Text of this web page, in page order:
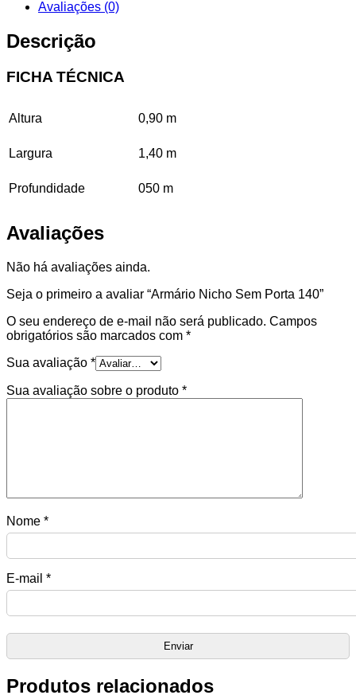
Avaliações (0)
Descrição
FICHA TÉCNICA
Altura 0,90 m
Largura 1,40 m
Profundidade 050 m
Avaliações
Não há avaliações ainda.
Seja o primeiro a avaliar “Armário Nicho Sem Porta 140”
O seu endereço de e-mail não será publicado. Campos
obrigatórios são marcados com *
Sua avaliação *
Sua avaliação sobre o produto *
Nome *
E-mail *
Produtos relacionados